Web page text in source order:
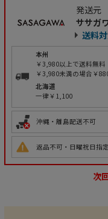
発送元
ササガ
送料
本州
￥3,980以上で送料無料
￥3,980未満の場合￥
北海道
一律￥1,100
沖縄・離島配送不可
返品不可・日曜祝日指
次